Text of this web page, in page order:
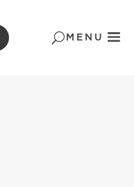
MENU